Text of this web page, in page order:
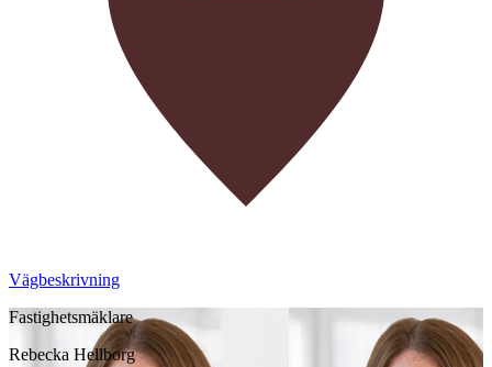
Vägbeskrivning
Fastighetsmäklare
Rebecka Hellborg